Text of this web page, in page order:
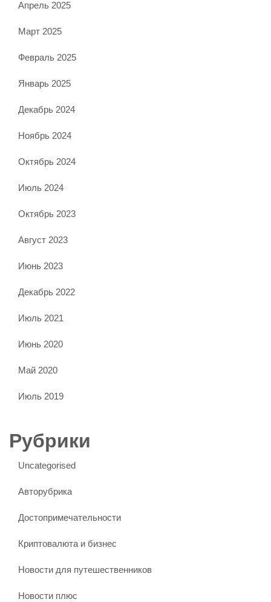
Апрель 2025
Март 2025
Февраль 2025
Январь 2025
Декабрь 2024
Ноябрь 2024
Октябрь 2024
Июль 2024
Октябрь 2023
Август 2023
Июнь 2023
Декабрь 2022
Июль 2021
Июнь 2020
Май 2020
Июль 2019
Рубрики
Uncategorised
Авторубрика
Достопримечательности
Криптовалюта и бизнес
Новости для путешественников
Новости плюс